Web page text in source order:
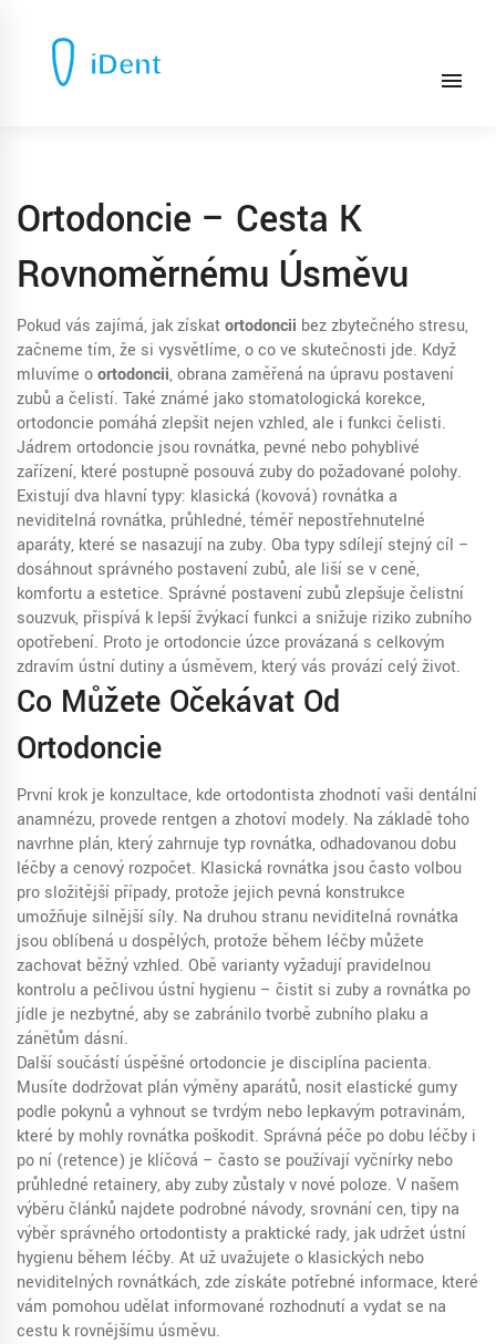
Ortodoncie – Cesta K
Rovnoměrnému Úsměvu
Pokud vás zajímá, jak získatortodoncii bez zbytečného stresu,
začneme tím, že si vysvětlíme, o co ve skutečnosti jde. Když
mluvíme oortodoncii,obrana zaměřená na úpravu postavení
zubů a čelistí. Také známé jako stomatologická korekce,
ortodoncie pomáhá zlepšit nejen vzhled, ale i funkci čelisti.
Jádrem ortodoncie jsou rovnátka, pevné nebo pohyblivé
zařízení, které postupně posouvá zuby do požadované polohy.
Existují dva hlavní typy: klasická (kovová) rovnátka a
neviditelná rovnátka, průhledné, téměř nepostřehnutelné
aparáty, které se nasazují na zuby. Oba typy sdílejí stejný cíl –
dosáhnout správného postavení zubů, ale liší se v ceně,
komfortu a estetice. Správné postavení zubů zlepšuje čelistní
souzvuk, přispívá k lepší žvýkací funkci a snižuje riziko zubního
opotřebení. Proto je ortodoncie úzce provázaná s celkovým
zdravím ústní dutiny a úsměvem, který vás provází celý život.
Co Můžete Očekávat Od
Ortodoncie
První krok je konzultace, kde ortodontista zhodnotí vaši dentální
anamnézu, provede rentgen a zhotoví modely. Na základě toho
navrhne plán, který zahrnuje typ rovnátka, odhadovanou dobu
léčby a cenový rozpočet. Klasická rovnátka jsou často volbou
pro složitější případy, protože jejich pevná konstrukce
umožňuje silnější síly. Na druhou stranu neviditelná rovnátka
jsou oblíbená u dospělých, protože během léčby můžete
zachovat běžný vzhled. Obě varianty vyžadují pravidelnou
kontrolu a pečlivou ústní hygienu – čistit si zuby a rovnátka po
jídle je nezbytné, aby se zabránilo tvorbě zubního plaku a
zánětům dásní.
Další součástí úspěšné ortodoncie je disciplína pacienta.
Musíte dodržovat plán výměny aparátů, nosit elastické gumy
podle pokynů a vyhnout se tvrdým nebo lepkavým potravinám,
které by mohly rovnátka poškodit. Správná péče po dobu léčby i
po ní (retence) je klíčová – často se používají vyčnírky nebo
průhledné retainery, aby zuby zůstaly v nové poloze. V našem
výběru článků najdete podrobné návody, srovnání cen, tipy na
výběr správného ortodontisty a praktické rady, jak udržet ústní
hygienu během léčby. Ať už uvažujete o klasických nebo
neviditelných rovnátkách, zde získáte potřebné informace, které
vám pomohou udělat informované rozhodnutí a vydat se na
cestu k rovnějšímu úsměvu.